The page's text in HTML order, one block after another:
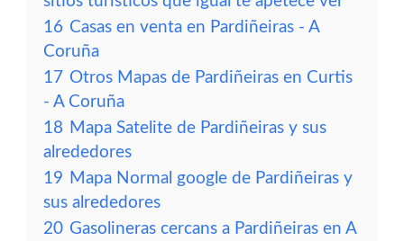
16 Casas en venta en Pardiñeiras - A
Coruña
17 Otros Mapas de Pardiñeiras en Curtis
- A Coruña
18 Mapa Satelite de Pardiñeiras y sus
alrededores
19 Mapa Normal google de Pardiñeiras y
sus alrededores
20 Gasolineras cercans a Pardiñeiras en A